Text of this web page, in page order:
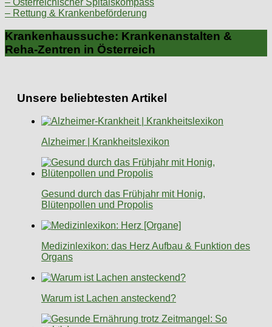
– Rettung & Krankenbeförderung
Krankenhaussuche: Krankenanstalten &
Reha-Zentren in Österreich
Unsere beliebtesten Artikel
Alzheimer | Krankheitslexikon
Gesund durch das Frühjahr mit Honig,
Blütenpollen und Propolis
Medizinlexikon: das Herz Aufbau & Funktion des
Organs
Warum ist Lachen ansteckend?